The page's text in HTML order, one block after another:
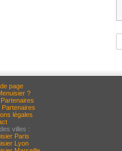
page
?
Partenaires
légales
villes :
Paris
Lyon